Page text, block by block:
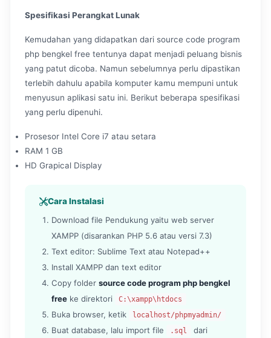
Spesifikasi Perangkat Lunak
Kemudahan yang didapatkan dari source code program
php bengkel free tentunya dapat menjadi peluang bisnis
yang patut dicoba. Namun sebelumnya perlu dipastikan
terlebih dahulu apabila komputer kamu mempuni untuk
menyusun aplikasi satu ini. Berikut beberapa spesifikasi
yang perlu dipenuhi.
Prosesor Intel Core i7 atau setara
RAM 1 GB
HD Grapical Display
Cara Instalasi
Download file Pendukung yaitu web server
XAMPP (disarankan PHP 5.6 atau versi 7.3)
Text editor: Sublime Text atau Notepad++
Install XAMPP dan text editor
Copy folder source code program php bengkel
free ke direktori C:\xampp\htdocs
Buka browser, ketik localhost/phpmyadmin/
Buat database, lalu import file .sql
dari